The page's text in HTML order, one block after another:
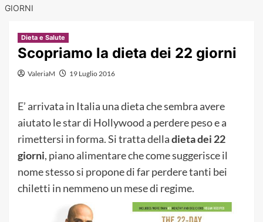
GIORNI
Dieta e Salute
Scopriamo la dieta dei 22 giorni
ValeriaM 19 Luglio 2016
E’ arrivata in Italia una dieta che sembra avere
aiutato le star di Hollywood a perdere peso e a
rimettersi in forma. Si tratta delladieta dei 22
giorni, piano alimentare che come suggerisce il
nome stesso si propone di far perdere tanti bei
chiletti in nemmeno un mese di regime.